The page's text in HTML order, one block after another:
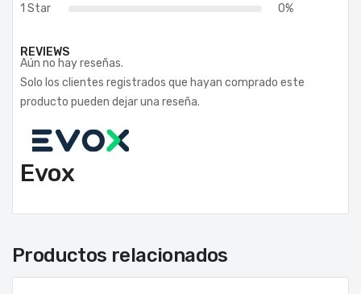
1 Star
0%
REVIEWS
Aún no hay reseñas.
Solo los clientes registrados que hayan comprado este
producto pueden dejar una reseña.
Evox
Productos relacionados